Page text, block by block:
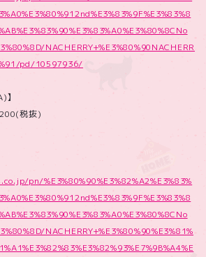
NACHERRY+%E3%80%90NACHERR
pd/10597936/
】
税抜)
pn/%E3%80%90%E3%82%A2%E3%83%
NACHERRY+%E3%80%90%E3%81%